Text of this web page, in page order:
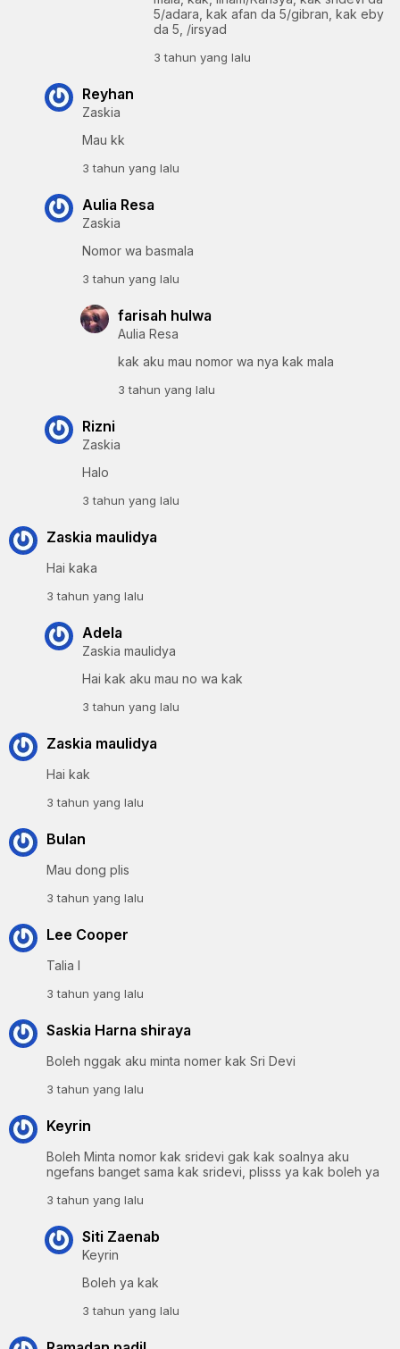
5/adara, kak afan da 5/gibran, kak eby
da 5, /irsyad
3 tahun yang lalu
Reyhan
Zaskia
Mau kk
3 tahun yang lalu
Aulia Resa
Zaskia
Nomor wa basmala
3 tahun yang lalu
farisah hulwa
Aulia Resa
kak aku mau nomor wa nya kak mala
3 tahun yang lalu
Rizni
Zaskia
Halo
3 tahun yang lalu
Zaskia maulidya
Hai kaka
3 tahun yang lalu
Adela
Zaskia maulidya
Hai kak aku mau no wa kak
3 tahun yang lalu
Zaskia maulidya
Hai kak
3 tahun yang lalu
Bulan
Mau dong plis
3 tahun yang lalu
Lee Cooper
Talia l
3 tahun yang lalu
Saskia Harna shiraya
Boleh nggak aku minta nomer kak Sri Devi
3 tahun yang lalu
Keyrin
Boleh Minta nomor kak sridevi gak kak soalnya aku
ngefans banget sama kak sridevi, plisss ya kak boleh ya
3 tahun yang lalu
Siti Zaenab
Keyrin
Boleh ya kak
3 tahun yang lalu